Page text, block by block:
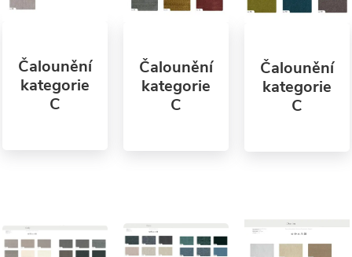
Čalounění
kategorie
C
Čalounění
kategorie
C
Čalounění
kategorie
C